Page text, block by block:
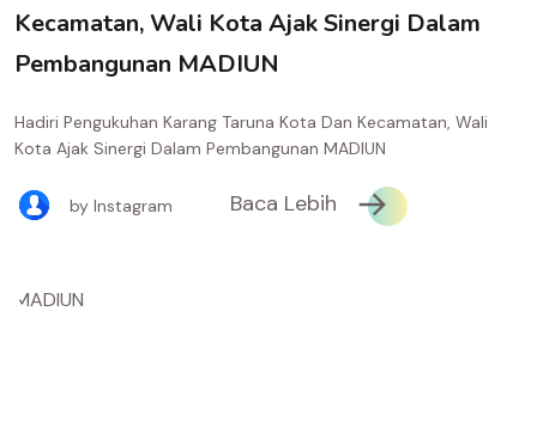
Kecamatan, Wali Kota Ajak Sinergi Dalam
Pembangunan MADIUN
Hadiri Pengukuhan Karang Taruna Kota Dan Kecamatan, Wali
Kota Ajak Sinergi Dalam Pembangunan MADIUN
by Instagram Baca Lebih